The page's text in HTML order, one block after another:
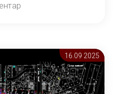
16.09 2025